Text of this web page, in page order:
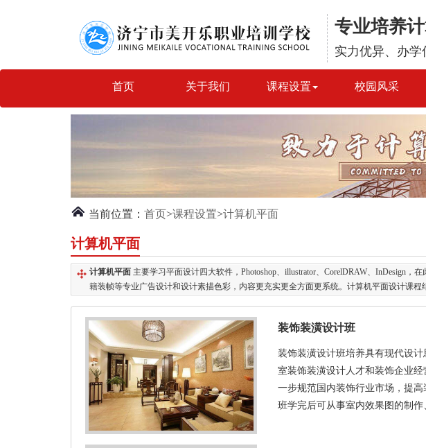
专业培养
实力优异、办
首页 关于我们 课程设置 校园风采
当前位置： 首页>课程设置>计算机平面
计算机平面
计算机平面 主要学习平面设计四大软件，Photoshop、illustrator、CorelDRAW、InDesign
籍装帧等专业广告设计和设计素描色彩，内容更充实更全方面更系统。计算机平面设计课程
装饰装潢设计班
装饰装潢设计班培养具有现代设
室装饰装潢设计人才和装饰企业
一步规范国内装饰行业市场，提
班学完后可从事室内效果图的制